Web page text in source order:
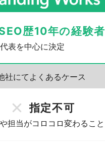
歴10年の経験者
表を中心に決定
指定不可
担当がコロコロ変わるこ